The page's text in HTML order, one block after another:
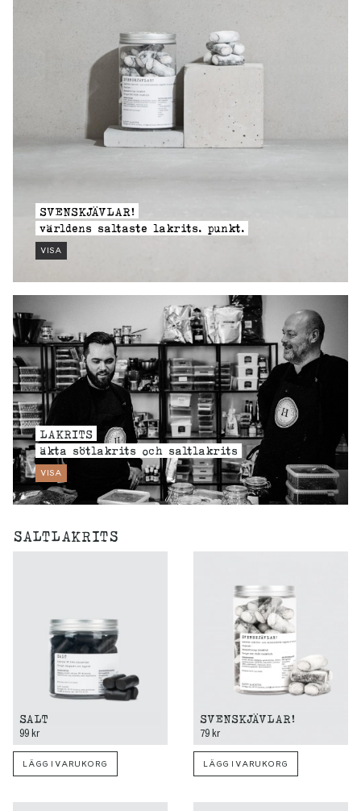
SVENSKJÄVLAR!
världens saltaste lakrits. punkt.
VISA
LAKRITS
äkta sötlakrits och saltlakrits
VISA
SALTLAKRITS
SALT
99 kr
LÄGG I VARUKORG
SVENSKJÄVLAR!
79 kr
LÄGG I VARUKORG